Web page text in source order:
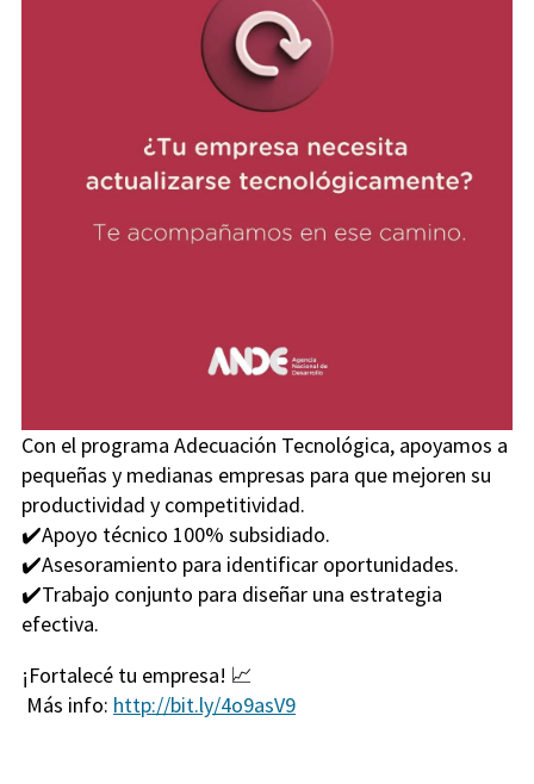
Con el programa Adecuación Tecnológica, apoyamos a
pequeñas y medianas empresas para que mejoren su
productividad y competitividad.
✔️Apoyo técnico 100% subsidiado.
✔️Asesoramiento para identificar oportunidades.
✔️Trabajo conjunto para diseñar una estrategia
efectiva.
¡Fortalecé tu empresa! 📈
Más info: http://bit.ly/4o9asV9